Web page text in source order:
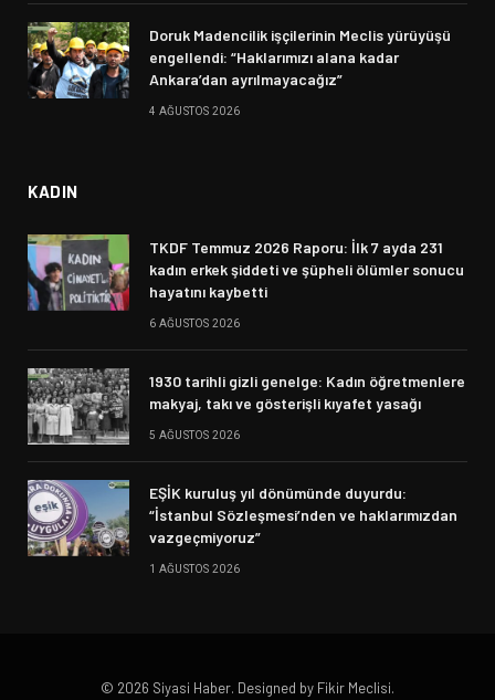
Doruk Madencilik işçilerinin Meclis yürüyüşü
engellendi: “Haklarımızı alana kadar
Ankara’dan ayrılmayacağız”
4 AĞUSTOS 2026
KADIN
TKDF Temmuz 2026 Raporu: İlk 7 ayda 231
kadın erkek şiddeti ve şüpheli ölümler sonucu
hayatını kaybetti
6 AĞUSTOS 2026
1930 tarihli gizli genelge: Kadın öğretmenlere
makyaj, takı ve gösterişli kıyafet yasağı
5 AĞUSTOS 2026
EŞİK kuruluş yıl dönümünde duyurdu:
“İstanbul Sözleşmesi’nden ve haklarımızdan
vazgeçmiyoruz”
1 AĞUSTOS 2026
© 2026 Siyasi Haber. Designed by Fikir Meclisi.